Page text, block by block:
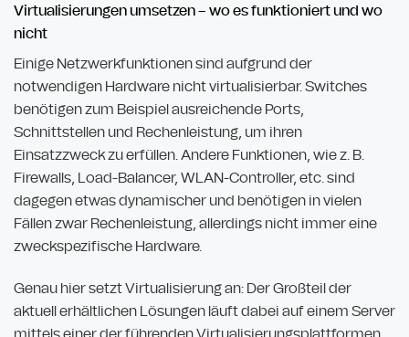
Virtualisierungen umsetzen – wo es funktioniert und wo
nicht
Einige Netzwerkfunktionen sind aufgrund der
notwendigen Hardware nicht virtualisierbar. Switches
benötigen zum Beispiel ausreichende Ports,
Schnittstellen und Rechenleistung, um ihren
Einsatzzweck zu erfüllen. Andere Funktionen, wie z. B.
Firewalls, Load-Balancer, WLAN-Controller, etc. sind
dagegen etwas dynamischer und benötigen in vielen
Fällen zwar Rechenleistung, allerdings nicht immer eine
zweckspezifische Hardware.
Genau hier setzt Virtualisierung an: Der Großteil der
aktuell erhältlichen Lösungen läuft dabei auf einem Server